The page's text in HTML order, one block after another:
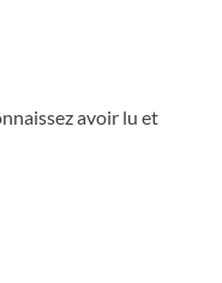
avoir lu et